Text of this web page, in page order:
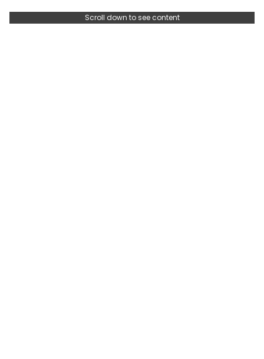
Scroll down to see content